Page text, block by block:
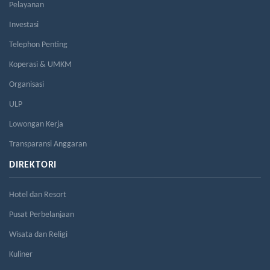
Pelayanan
Investasi
Telephon Penting
Koperasi & UMKM
Organisasi
ULP
Lowongan Kerja
Transparansi Anggaran
DIREKTORI
Hotel dan Resort
Pusat Perbelanjaan
Wisata dan Religi
Kuliner